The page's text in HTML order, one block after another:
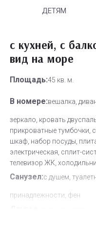
ДЕТЯМ
с кухней, с
вид на море
Площадь:45 кв. м.
В номере:вешалка,
зеркало, кровать
прикроватные тумбочки,
шкаф, набор посуды,
электрическая, сплит-
телевизор ЖК,
Санузел:с душем,
принадлежности, фен